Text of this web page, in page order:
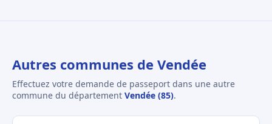
Autres communes de Vendée
Effectuez votre demande de passeport dans une autre
commune du département Vendée (85).